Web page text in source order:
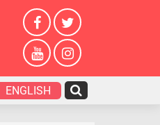
ENGLISH